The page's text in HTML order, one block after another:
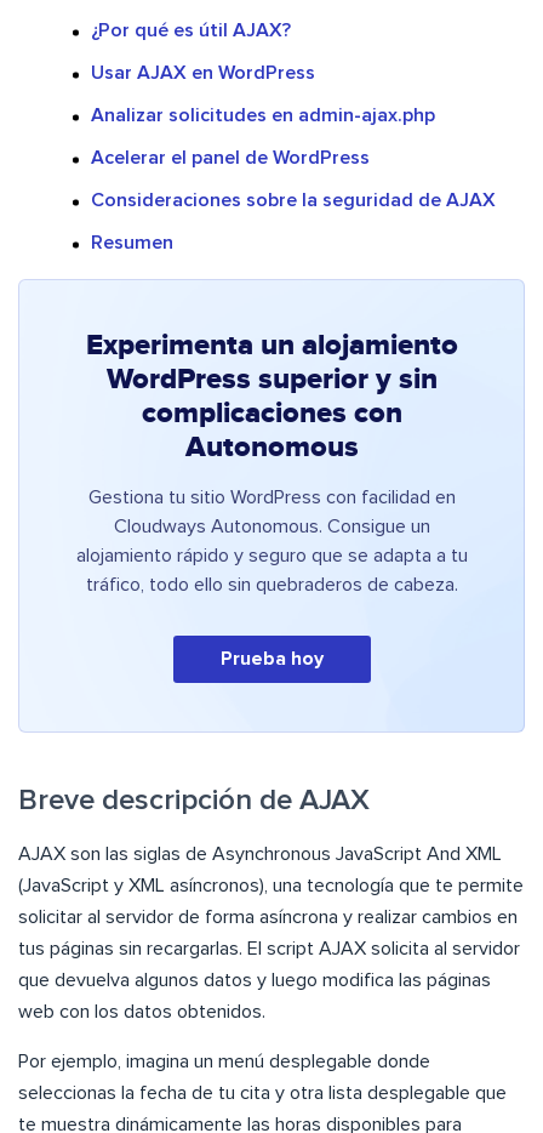
¿Por qué es útil AJAX?
Usar AJAX en WordPress
Analizar solicitudes en admin-ajax.php
Acelerar el panel de WordPress
Consideraciones sobre la seguridad de AJAX
Resumen
Experimenta un alojamiento
WordPress superior y sin
complicaciones con
Autonomous
Gestiona tu sitio WordPress con facilidad en
Cloudways Autonomous. Consigue un
alojamiento rápido y seguro que se adapta a tu
tráfico, todo ello sin quebraderos de cabeza.
Prueba hoy
Breve descripción de AJAX
AJAX son las siglas de Asynchronous JavaScript And XML
(JavaScript y XML asíncronos), una tecnología que te permite
solicitar al servidor de forma asíncrona y realizar cambios en
tus páginas sin recargarlas. El script AJAX solicita al servidor
que devuelva algunos datos y luego modifica las páginas
web con los datos obtenidos.
Por ejemplo, imagina un menú desplegable donde
seleccionas la fecha de tu cita y otra lista desplegable que
te muestra dinámicamente las horas disponibles para